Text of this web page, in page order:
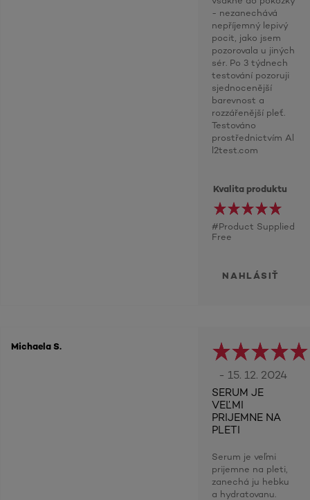
- nezanechává
nepříjemný lepivý
pocit, jako jsem
pozorovala u jiných
sér. Po 3 týdnech
testování pozoruji
sjednocenější
barevnost a
rozzářenější pleť.
Testováno
prostřednictvím Al
l2test.com
Kvalita produktu
#Product Supplied
Free
NAHLÁSIŤ
Michaela S.
- 15. 12. 2024
SERUM JE
VEĽMI
PRIJEMNE NA
PLETI
Serum je veľmi
prijemne na pleti,
zanechá ju hebku
a hydratovanu.